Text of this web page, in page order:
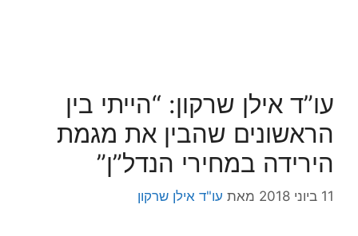
עו”ד אילן שרקון: “הייתי בין
הראשונים שהבין את מגמת
הירידה במחירי הנדל”ן”
11 ביוני 2018 מאת עו"ד אילן שרקון